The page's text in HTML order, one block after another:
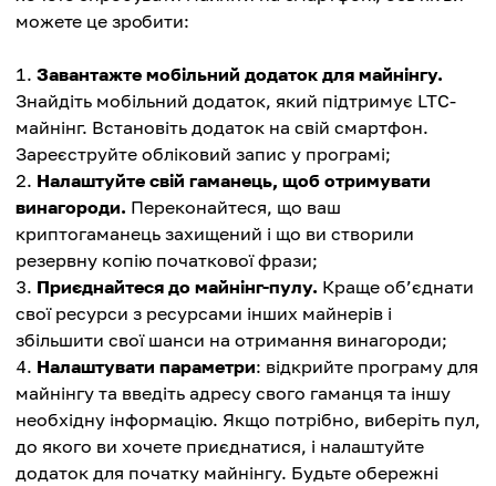
можете це зробити:
Завантажте мобільний додаток для майнінгу.
Знайдіть мобільний додаток, який підтримує LTC-
майнінг. Встановіть додаток на свій смартфон.
Зареєструйте обліковий запис у програмі;
Налаштуйте свій гаманець, щоб отримувати
винагороди. Переконайтеся, що ваш
криптогаманець захищений і що ви створили
резервну копію початкової фрази;
Приєднайтеся до майнінг-пулу. Краще об’єднати
свої ресурси з ресурсами інших майнерів і
збільшити свої шанси на отримання винагороди;
Налаштувати параметри: відкрийте програму для
майнінгу та введіть адресу свого гаманця та іншу
необхідну інформацію. Якщо потрібно, виберіть пул,
до якого ви хочете приєднатися, і налаштуйте
додаток для початку майнінгу. Будьте обережні